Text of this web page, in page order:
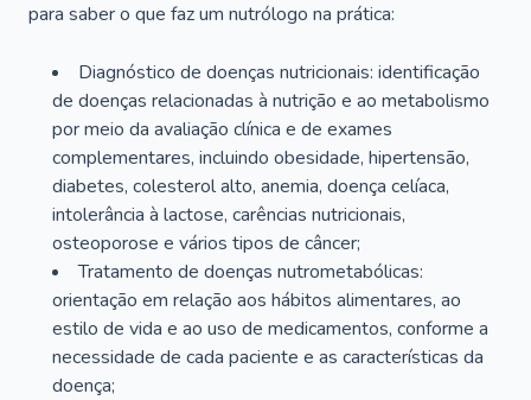
para saber o que faz um nutrólogo na prática:
Diagnóstico de doenças nutricionais: identificação
de doenças relacionadas à nutrição e ao metabolismo
por meio da avaliação clínica e de exames
complementares, incluindo obesidade, hipertensão,
diabetes, colesterol alto, anemia, doença celíaca,
intolerância à lactose, carências nutricionais,
osteoporose e vários tipos de câncer;
Tratamento de doenças nutrometabólicas:
orientação em relação aos hábitos alimentares, ao
estilo de vida e ao uso de medicamentos, conforme a
necessidade de cada paciente e as características da
doença;